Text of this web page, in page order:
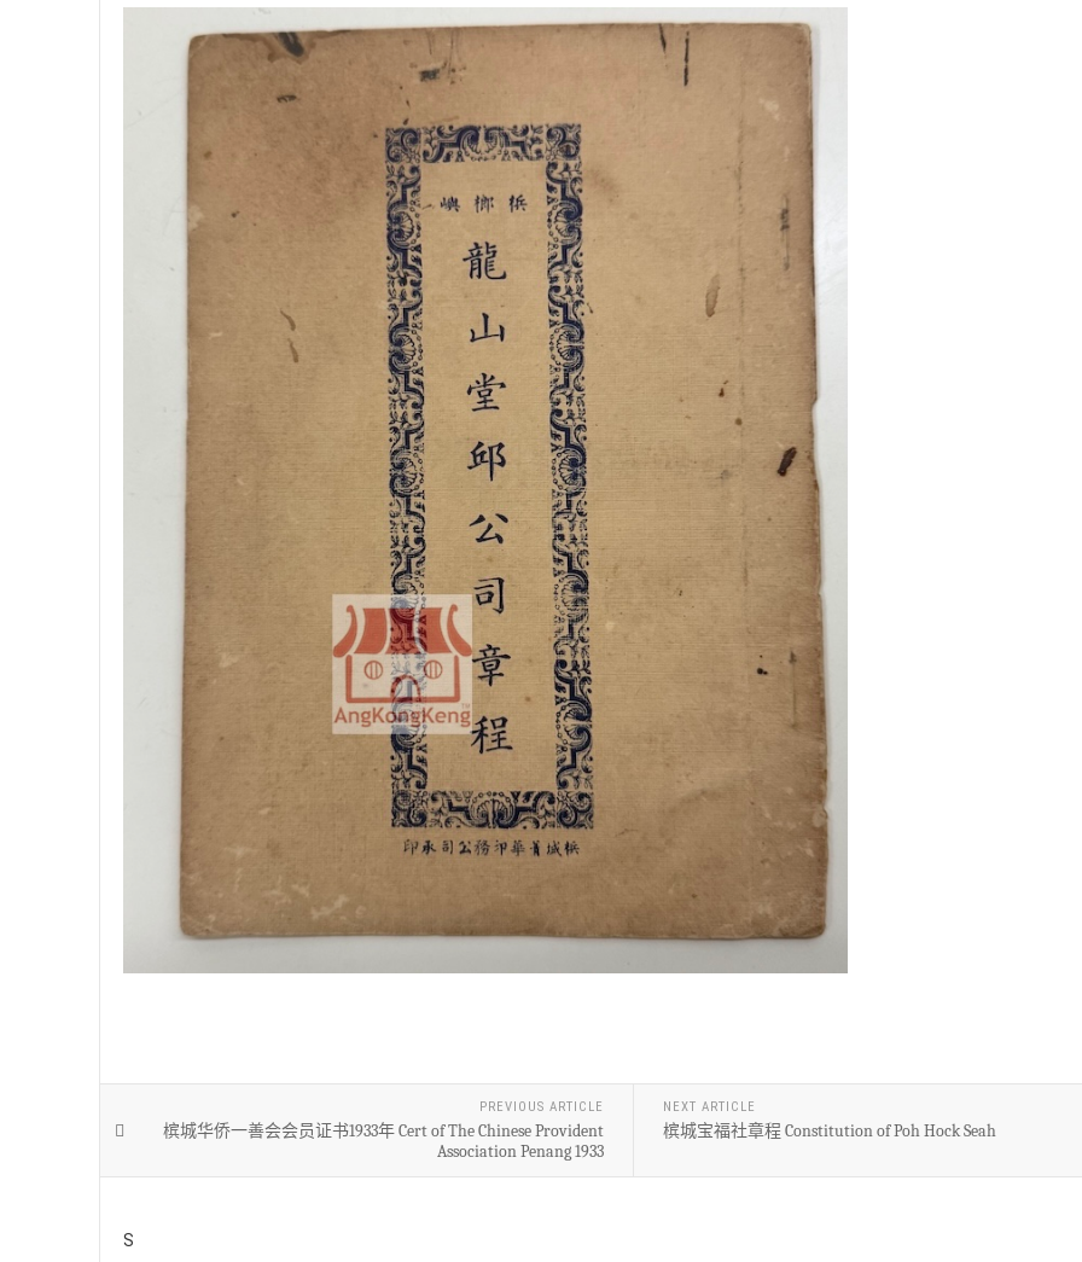
PREVIOUS ARTICLE
槟城华侨一善会会员证书1933年 Cert of The Chinese Provident
Association Penang 1933
NEXT ARTICLE
槟城宝福社章程 Constitution of Poh Hock Seah
S